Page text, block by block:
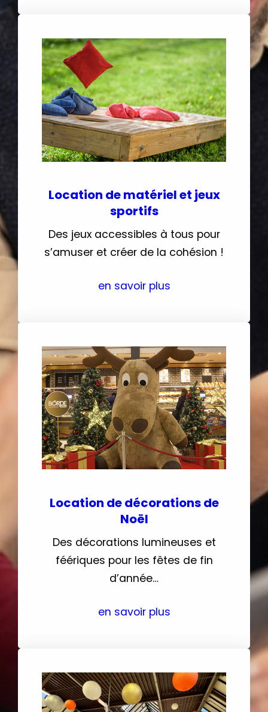
Location de matériel et jeux
sportifs
Des jeux accessibles à tous pour
s’amuser et créer de la cohésion !
en savoir plus
Location de décorations de
Noël
Des décorations lumineuses et
féériques pour les fêtes de fin
d’année…
en savoir plus